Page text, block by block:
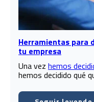
Herramientas para
tu empresa
Una vez hemos
hemos decidido qué